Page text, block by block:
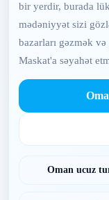
bir yerdir, burada
mədəniyyət sizi
bazarları gəzmək
Maskat'a səyahət
Oman ucuz